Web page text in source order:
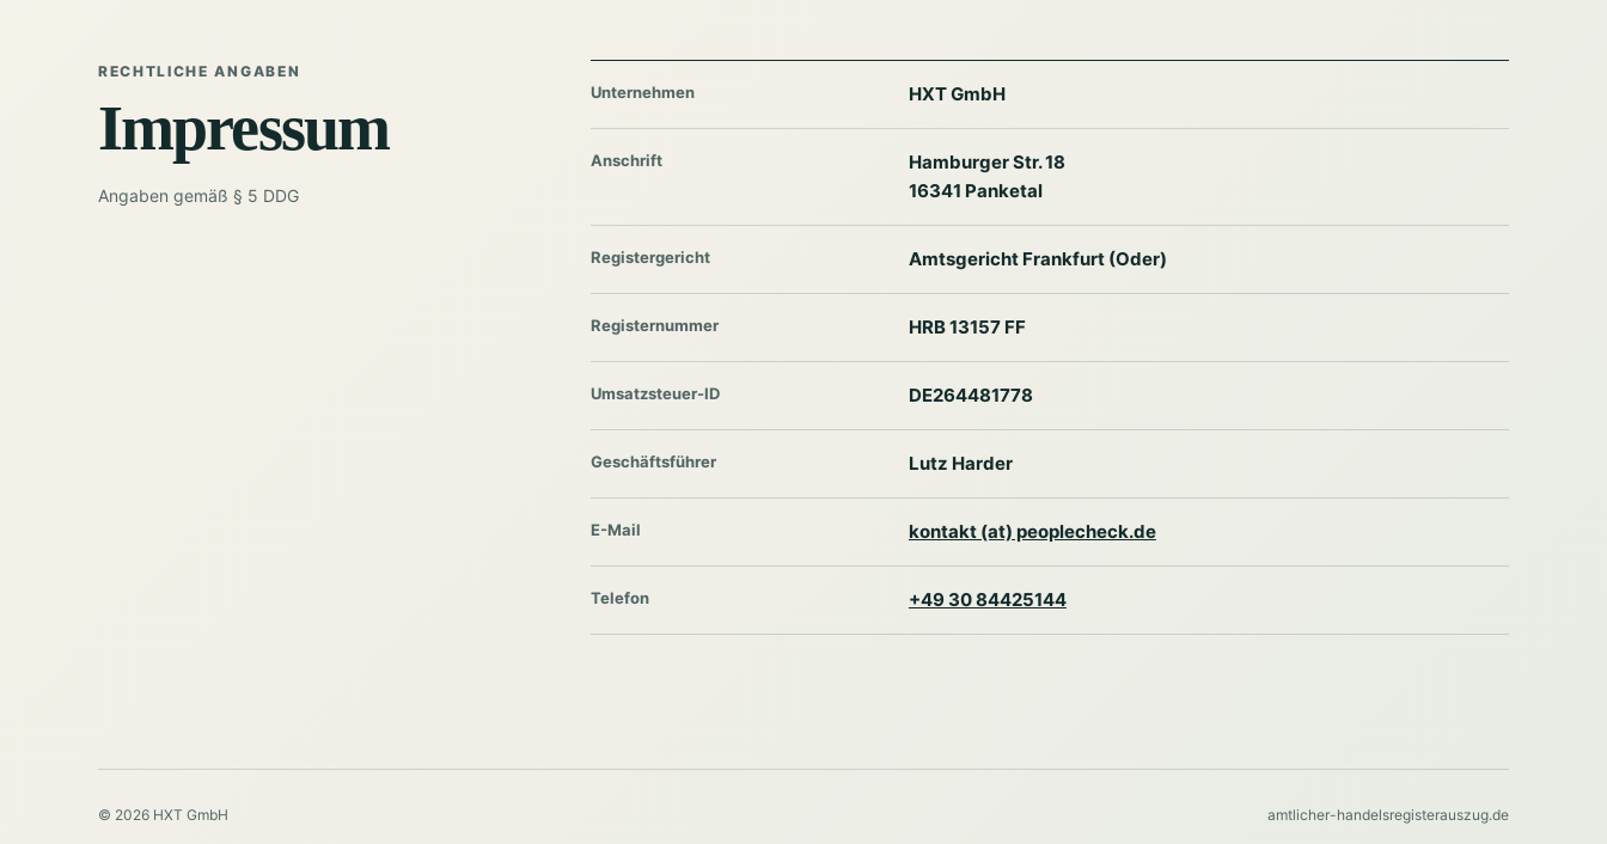
RECHTLICHE ANGABEN
Impressum
Angaben gemäß § 5 DDG
Unternehmen HXT GmbH
Anschrift
Hamburger Str. 18
16341 Panketal
Registergericht Amtsgericht Frankfurt (Oder)
Registernummer HRB 13157 FF
Umsatzsteuer-ID DE264481778
Geschäftsführer Lutz Harder
E-Mail kontakt (at) peoplecheck.de
Telefon +49 30 84425144
© 2026 HXT GmbH amtlicher-handelsregisterauszug.de